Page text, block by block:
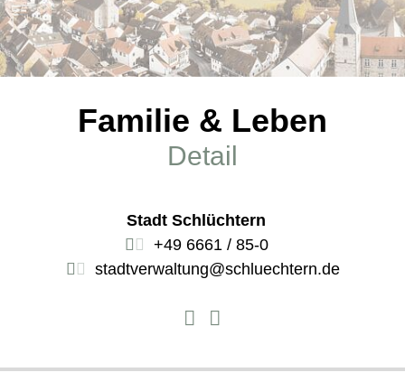
Familie & Leben
Detail
Stadt Schlüchtern
+49 6661 / 85-0
stadtverwaltung@schluechtern.de